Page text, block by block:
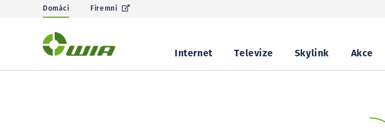
Domácí Firemní
Internet Televize Skylink Akce